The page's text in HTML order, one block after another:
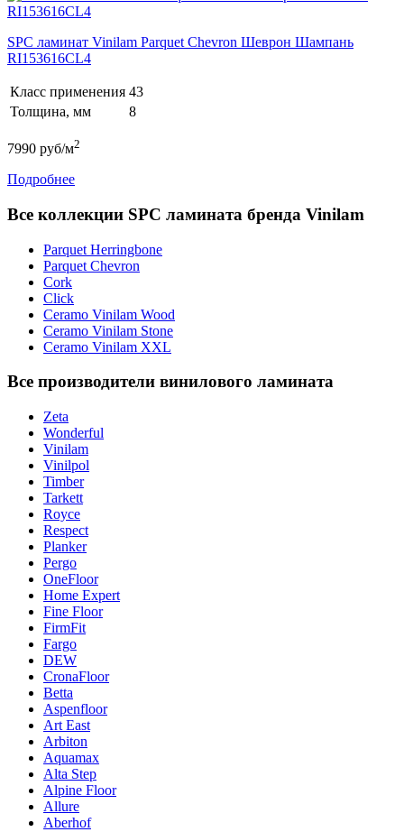
SPC ламинат Vinilam Parquet Chevron Шеврон Шампань
RI153616CL4
Класс применения 43
Толщина, мм
8
7990 руб/м2
Подробнее
Все коллекции SPC ламината бренда Vinilam
Parquet Herringbone
Parquet Chevron
Cork
Click
Ceramo Vinilam Wood
Ceramo Vinilam Stone
Ceramo Vinilam XXL
Все производители винилового ламината
Zeta
Wonderful
Vinilam
Vinilpol
Timber
Tarkett
Royce
Respect
Planker
Pergo
OneFloor
Home Expert
Fine Floor
FirmFit
Fargo
DEW
CronaFloor
Betta
Aspenfloor
Art East
Arbiton
Aquamax
Alta Step
Alpine Floor
Allure
Aberhof